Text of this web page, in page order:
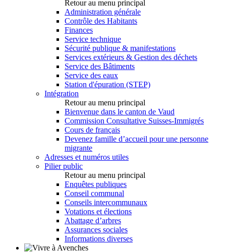
Retour au menu principal
Administration générale
Contrôle des Habitants
Finances
Service technique
Sécurité publique & manifestations
Services extérieurs & Gestion des déchets
Service des Bâtiments
Service des eaux
Station d'épuration (STEP)
Intégration
Retour au menu principal
Bienvenue dans le canton de Vaud
Commission Consultative Suisses-Immigrés
Cours de français
Devenez famille d’accueil pour une personne
migrante
Adresses et numéros utiles
Pilier public
Retour au menu principal
Enquêtes publiques
Conseil communal
Conseils intercommunaux
Votations et élections
Abattage d’arbres
Assurances sociales
Informations diverses